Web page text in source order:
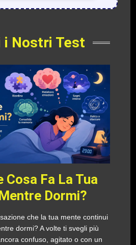
i Nostri Test
Cosa Fa La Tua
Dormi?
che la tua mente continui
dormi? A volte ti svegli più
confuso, agitato o con un